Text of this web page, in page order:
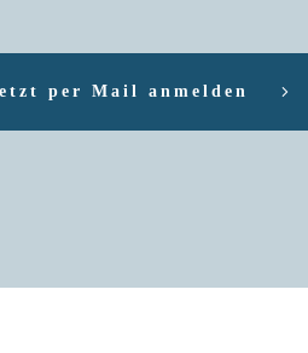
per Mail anmelden